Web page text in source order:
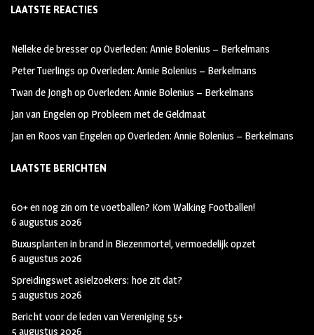
b
oo
k
ag
m
tt
LAATSTE REACTIES
Nelleke de bresseropOverleden: Annie Bolenius – Berkelmans
Peter Tuerlings opOverleden: Annie Bolenius – Berkelmans
Twan de JonghopOverleden: Annie Bolenius – Berkelmans
Jan van Engelenop Probleem met de Geldmaat
Jan en Roos van EngelenopOverleden: Annie Bolenius – Berkelmans
LAATSTE BERICHTEN
60+ en nog zin om te voetballen? Kom Walking Footballen!
6 augustus 2026
Buxusplanten in brand in Biezenmortel, vermoedelijk opzet
6 augustus 2026
Spreidingswet asielzoekers: hoe zit dat?
5 augustus 2026
Bericht voor de leden van Vereniging 55+
5 augustus 2026